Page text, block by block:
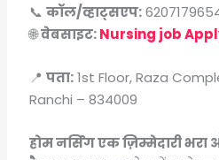
📞कॉल/व्हाट्सएप:
🌐वेबसाइट:Nursing job
📍पता:1st Floor, Raza
Ranchi – 834009
होम नर्सिंग एक ज़िम्मेदारी